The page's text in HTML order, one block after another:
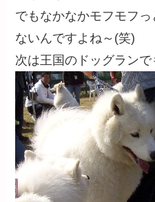
でもなかなかモフモフ
ないんですよね～(笑)
次は王国のドッグラン